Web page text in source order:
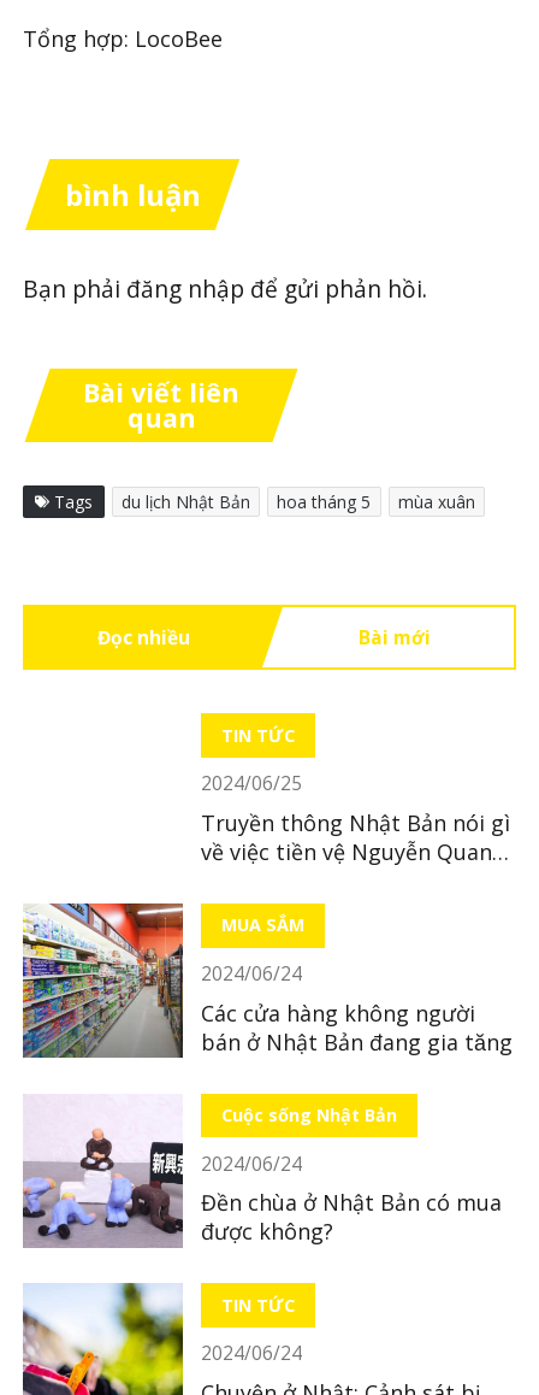
Tổng hợp: LocoBee
bình luận
Bạn phải đăng nhập để gửi phản hồi.
Bài viết liên
quan
Tags du lịch Nhật Bản hoa tháng 5 mùa xuân
Đọc nhiều Bài mới
TIN TỨC
2024/06/25
Truyền thông Nhật Bản nói gì
về việc tiền vệ Nguyễn Quang
MUA SẮM
2024/06/24
Các cửa hàng không người
bán ở Nhật Bản đang gia tăng
Cuộc sống Nhật Bản
2024/06/24
Đền chùa ở Nhật Bản có mua
được không?
TIN TỨC
2024/06/24